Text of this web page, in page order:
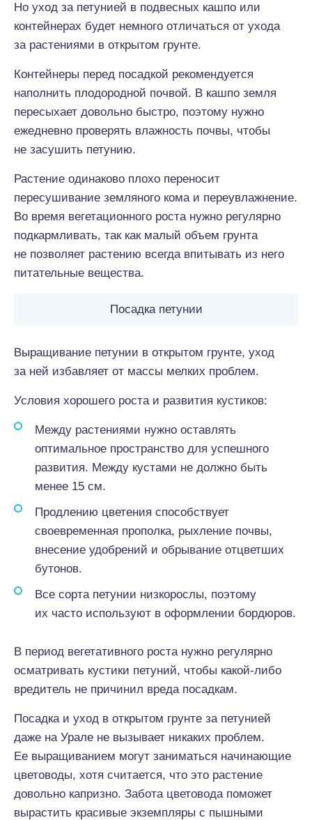
Но уход за петунией в подвесных кашпо или
контейнерах будет немного отличаться от ухода
за растениями в открытом грунте.
Контейнеры перед посадкой рекомендуется
наполнить плодородной почвой. В кашпо земля
пересыхает довольно быстро, поэтому нужно
ежедневно проверять влажность почвы, чтобы
не засушить петунию.
Растение одинаково плохо переносит
пересушивание земляного кома и переувлажнение.
Во время вегетационного роста нужно регулярно
подкармливать, так как малый объем грунта
не позволяет растению всегда впитывать из него
питательные вещества.
Посадка петунии
Выращивание петунии в открытом грунте, уход
за ней избавляет от массы мелких проблем.
Условия хорошего роста и развития кустиков:
Между растениями нужно оставлять
оптимальное пространство для успешного
развития. Между кустами не должно быть
менее 15 см.
Продлению цветения способствует
своевременная прополка, рыхление почвы,
внесение удобрений и обрывание отцветших
бутонов.
Все сорта петунии низкорослы, поэтому
их часто используют в оформлении бордюров.
В период вегетативного роста нужно регулярно
осматривать кустики петуний, чтобы какой-либо
вредитель не причинил вреда посадкам.
Посадка и уход в открытом грунте за петунией
даже на Урале не вызывает никаких проблем.
Ее выращиванием могут заниматься начинающие
цветоводы, хотя считается, что это растение
довольно капризно. Забота цветовода поможет
вырастить красивые экземпляры с пышными